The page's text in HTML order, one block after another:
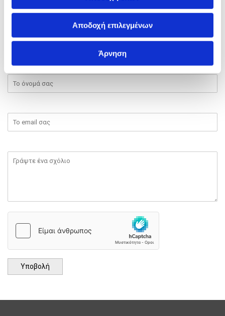
Αποδοχή επιλεγμένων
Άρνηση
δημιουργικότητα, ακεραιότητα και αυθεντικότητα.
0 Feed
Γράψτε ένα σχόλιο
Όνομα